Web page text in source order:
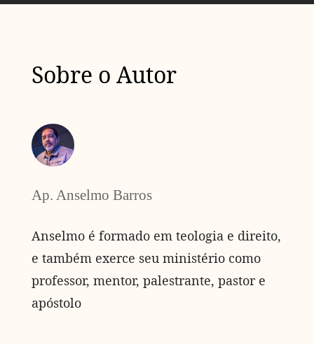
Sobre o Autor
Ap. Anselmo Barros
Anselmo é formado em teologia e direito,
e também exerce seu ministério como
professor, mentor, palestrante, pastor e
apóstolo